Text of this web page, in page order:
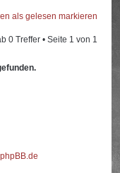
als gelesen markieren
0 Treffer • Seite 1 von 1
phpBB.de